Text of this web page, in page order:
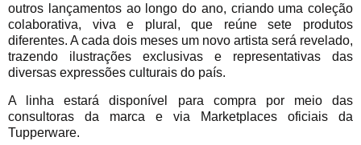
outros lançamentos ao longo do ano, criando uma coleção
colaborativa, viva e plural, que reúne sete produtos
diferentes. A cada dois meses um novo artista será revelado,
trazendo ilustrações exclusivas e representativas das
diversas expressões culturais do país.
A linha estará disponível para compra por meio das
consultoras da marca e via Marketplaces oficiais da
Tupperware.